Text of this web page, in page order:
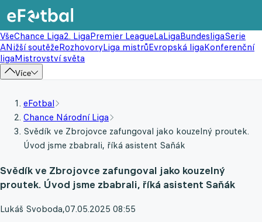
VšeChance Liga2. LigaPremier LeagueLaLigaBundesligaSerie
ANižší soutěžeRozhovoryLiga mistrůEvropská ligaKonferenční
ligaMistrovství světa
Více
eFotbal
Chance Národní Liga
Svědík ve Zbrojovce zafungoval jako kouzelný proutek.
Úvod jsme zbabrali, říká asistent Saňák
Svědík ve Zbrojovce zafungoval jako kouzelný
proutek. Úvod jsme zbabrali, říká asistent Saňák
Lukáš Svoboda,07.05.2025 08:55